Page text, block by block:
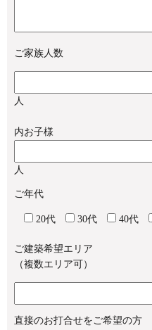
ご家族人数
人
内お子様
人
ご年代
20代 30代 40代
ご建築希望エリア
（複数エリア可）
直接のお打合せをご希望の方